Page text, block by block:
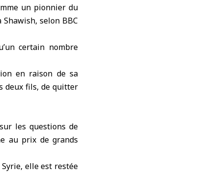
un pionnier du
selon BBC
certain nombre
en raison de sa
deux fils, de quitter
les questions de
au prix de grands
elle est restée